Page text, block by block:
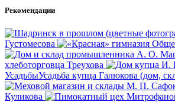
Рекомендации
Густомесова
хлеботорговца Треухова
УсадьбыУсадьба купца Галюкова (дом,
Куликова